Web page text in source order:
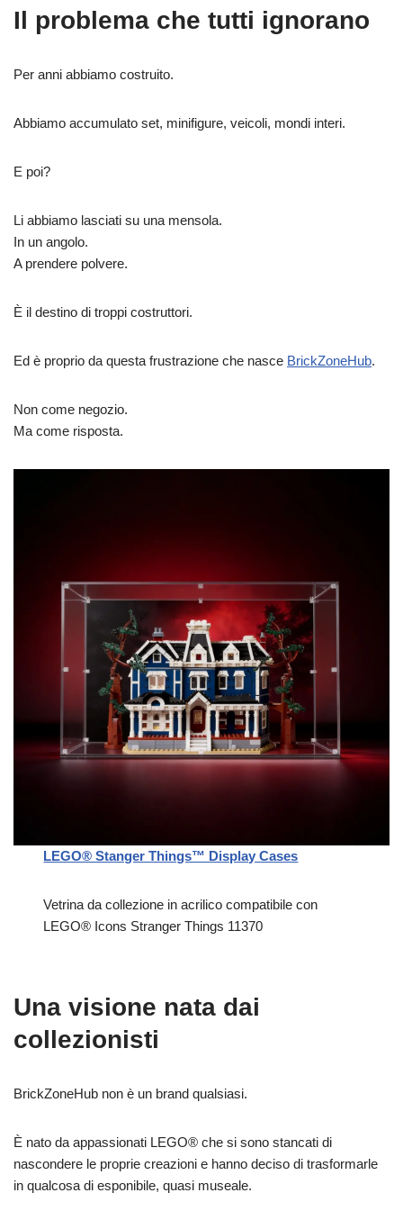
Il problema che tutti ignorano
Per anni abbiamo costruito.
Abbiamo accumulato set, minifigure, veicoli, mondi interi.
E poi?
Li abbiamo lasciati su una mensola.
In un angolo.
A prendere polvere.
È il destino di troppi costruttori.
Ed è proprio da questa frustrazione che nasce BrickZoneHub.
Non come negozio.
Ma come risposta.
LEGO® Stanger Things™ Display Cases
Vetrina da collezione in acrilico compatibile con
LEGO® Icons Stranger Things 11370
Una visione nata dai
collezionisti
BrickZoneHub non è un brand qualsiasi.
È nato da appassionati LEGO® che si sono stancati di
nascondere le proprie creazioni e hanno deciso di trasformarle
in qualcosa di esponibile, quasi museale.